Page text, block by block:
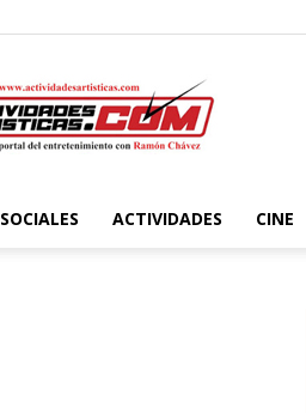
Actividadesartisticas.com
SOCIALES ACTIVIDADES CINE